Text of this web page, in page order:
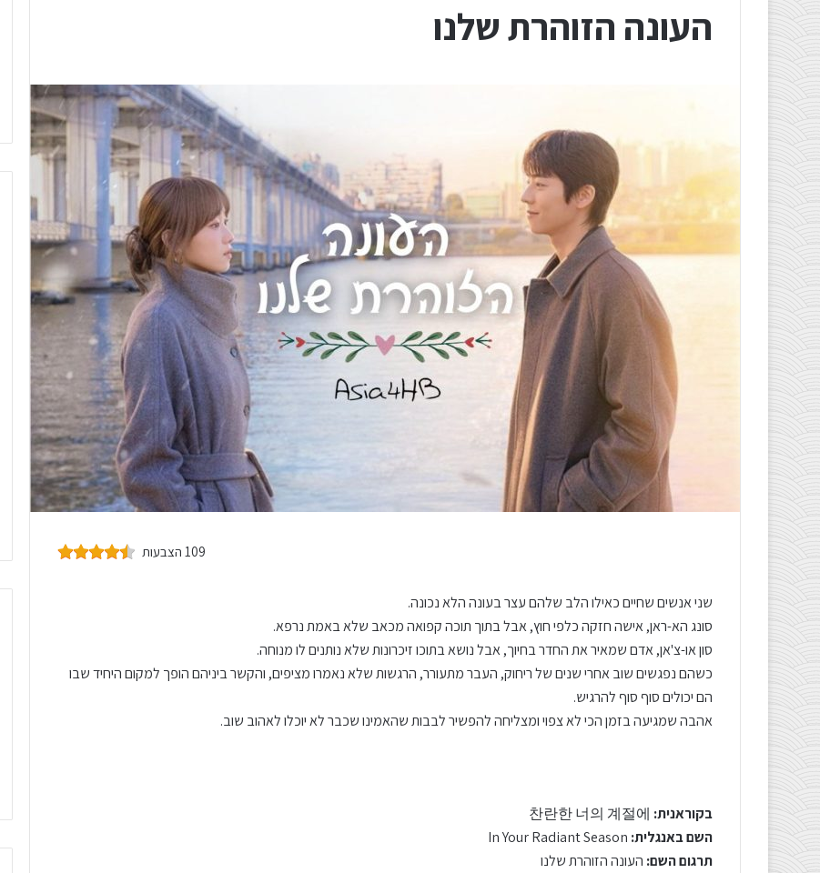
העונה הזוהרת שלנו
109 הצבעות
שני אנשים שחיים כאילו הלב שלהם עצר בעונה הלא נכונה.
סונג הא-ראן, אישה חזקה כלפי חוץ, אבל בתוך תוכה קפואה מכאב שלא באמת נרפא.
סון או-צ'אן, אדם שמאיר את החדר בחיוך, אבל נושא בתוכו זיכרונות שלא נותנים לו מנוחה.
כשהם נפגשים שוב אחרי שנים של ריחוק, העבר מתעורר, הרגשות שלא נאמרו מציפים, והקשר ביניהם הופך למקום היחיד שבו
הם יכולים סוף סוף להרגיש.
אהבה שמגיעה בזמן הכי לא צפוי ומצליחה להפשיר לבבות שהאמינו שכבר לא יוכלו לאהוב שוב.
בקוראנית:
השם באנגלית: In Your Radiant Season
תרגום השם: העונה הזוהרת שלנו